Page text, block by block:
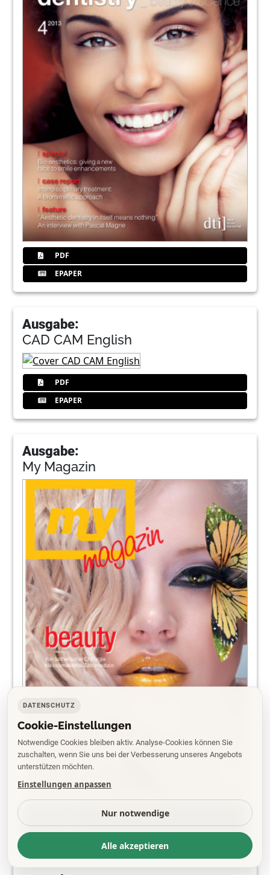
PDF
EPAPER
Ausgabe:
CAD CAM English
PDF
EPAPER
Ausgabe:
My Magazin
EPAPER
DATENSCHUTZ
Cookie-Einstellungen
Notwendige Cookies bleiben aktiv. Analyse-Cookies können Sie
zuschalten, wenn Sie uns bei der Verbesserung unseres Angebots
unterstützen möchten.
Einstellungen anpassen
Nur notwendige
Alle akzeptieren